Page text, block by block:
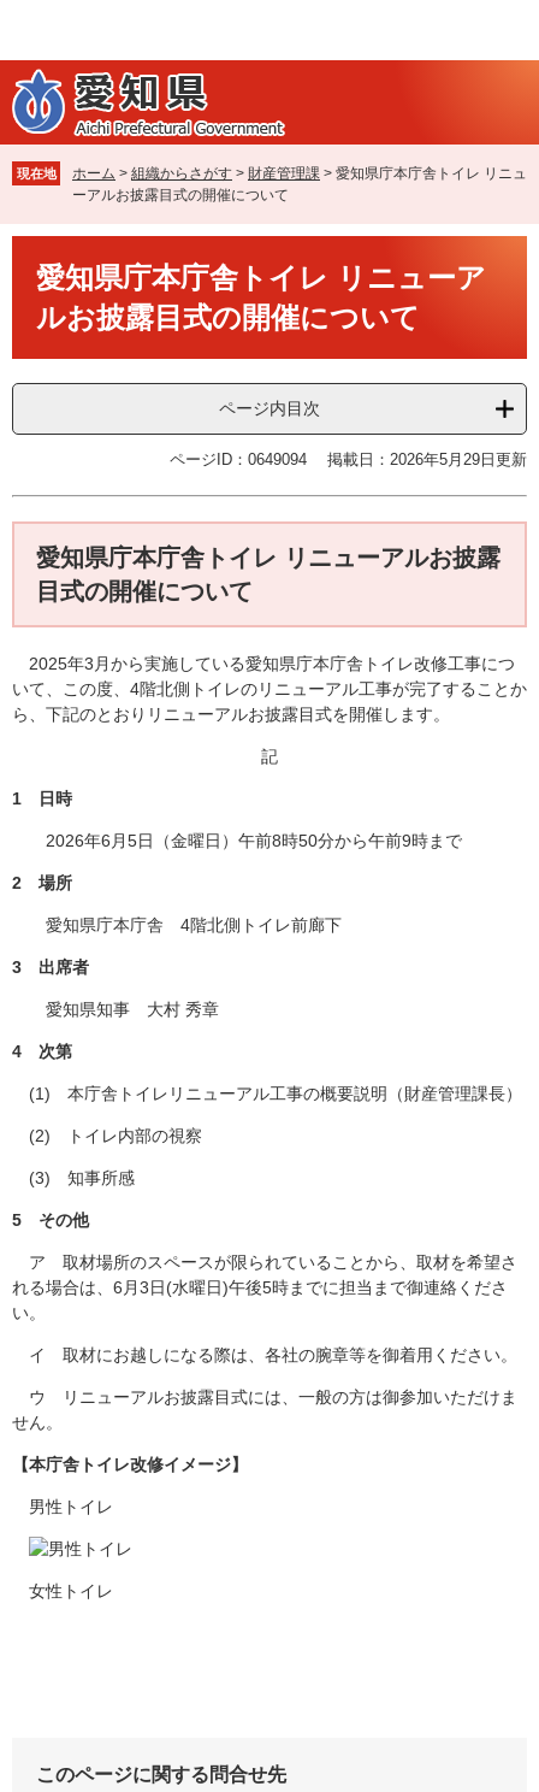
ジ
の
先
で
す
ュ
ー
を
ば
し
本
現在地 ホーム > 組織からさがす > 財産管理課 > 愛知県庁本庁舎トイレ リニュ
ーアルお披露目式の開催について
愛知県庁本庁舎トイレ リニューア
ルお披露目式の開催について
ページ内目次
ページID：0649094 掲載日：2026年5月29日更新
愛知県庁本庁舎トイレ リニューアルお披露
目式の開催について
2025年3月から実施している愛知県庁本庁舎トイレ改修工事につ
いて、この度、4階北側トイレのリニューアル工事が完了することか
ら、下記のとおりリニューアルお披露目式を開催します。
記
1 日時
2026年6月5日（金曜日）午前8時50分から午前9時まで
2 場所
愛知県庁本庁舎 4階北側トイレ前廊下
3 出席者
愛知県知事 大村 秀章
4 次第
(1) 本庁舎トイレリニューアル工事の概要説明（財産管理課長）
(2) トイレ内部の視察
(3) 知事所感
5 その他
ア 取材場所のスペースが限られていることから、取材を希望さ
れる場合は、6月3日(水曜日)午後5時までに担当まで御連絡くださ
い。
イ 取材にお越しになる際は、各社の腕章等を御着用ください。
ウ リニューアルお披露目式には、一般の方は御参加いただけま
せん。
【本庁舎トイレ改修イメージ】
男性トイレ
女性トイレ
このページに関する問合せ先